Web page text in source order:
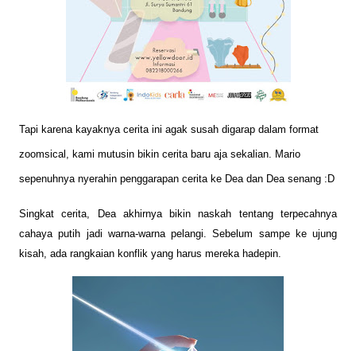
Tapi karena kayaknya cerita ini agak susah digarap dalam format
zoomsical, kami mutusin bikin cerita baru aja sekalian. Mario
sepenuhnya nyerahin penggarapan cerita ke Dea dan Dea senang :D
Singkat cerita, Dea akhirnya bikin naskah tentang terpecahnya
cahaya putih jadi warna-warna pelangi. Sebelum sampe ke ujung
kisah, ada rangkaian konflik yang harus mereka hadepin.